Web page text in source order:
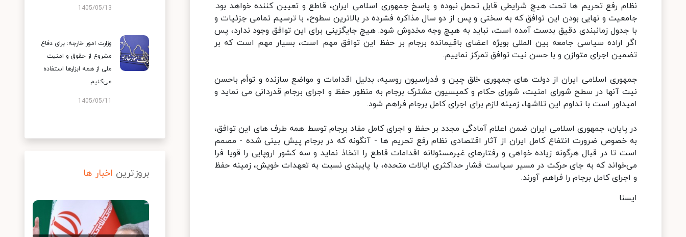
نظام رفع تحریم ها تحت هیچ شرایطی قابل تحمل نبوده و پاسخ جمهوری اسلامی ایران، قاطع و تعیین کننده خواهد بود.
جامعیت و نهایی بودن این توافق که به سختی و پس از دو سال مذاکره فشرده در بالاترین سطوح، با ترسیم تمامی جزئیات و
با جدول زمانبندی دقیق بدست آمده است، نباید به هیچ وجه مخدوش شود. هیچ جایگزینی برای این توافق وجود ندارد، پس
اگر اراده سیاسی جامعه بین المللی بویژه اعضای باقیمانده برجام بر حفظ این توافق مهم است، بسیار مهم است که بر
تضمین اجرای متوازن و با حسن نیت توافق تمرکز نماییم.
جمهوری اسلامی ایران از دولت های جمهوری خلق چین و فدراسیون روسیه، بدلیل اقدامات و مواضع سازنده و توأم باحسن
نیت آنها در سطح شورای امنیت، شورای حکام و کمیسیون مشترک برجام به منظور حفظ و اجرای برجام قدردانی می نماید و
امیداور است با تداوم این تلاشها، زمینه لازم برای اجرای کامل برجام فراهم شود.
در پایان، جمهوری اسلامی ایران ضمن اعلام آمادگی مجدد بر حفظ و اجرای کامل مفاد برجام توسط همه طرف های این توافق،
به خصوص ضرورت انتفاع کامل ایران از آثار اقتصادی نظام رفع تحریم ها - آنگونه که در برجام پیش بینی شده - مصمم
است تا در قبال هرگونه زیاده خواهی و رفتارهای غیرمسئولانه اقدامات قاطع را اتخاذ نماید و سه کشور اروپایی را قویا فرا
می‌خواند که به جای حرکت در مسیر سیاست فشار حداکثری ایالات متحده، با پایبندی نسبت به تعهدات خویش، زمینه حفظ
و اجرای کامل برجام را فراهم آورند.
ایسنا
1405/05/13
وزارت امور خارجه: برای دفاع
مشروع از حقوق و امنیت
ملی از همه ابزارها استفاده
می‌کنیم
1405/05/11
بروزترین اخبار ها